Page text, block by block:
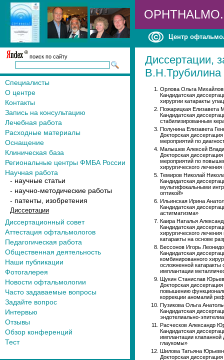
Центр
поиск по сайту
Специалисты
О центре
Контакты
Запись на консультацию
Лечебная работа
Расходные материалы
Оснащение
Клиническая база
Региональные центры ФМБА России
Научная работа
- научные статьи
- научно-методические работы
- патенты, изобретения
Диссертации
Диссертационный совет
Аттестация офтальмологов
Педагогическая работа
Общественная деятельность
Наши публикации
Фотогалерея
Новости офтальмологии
Часто задаваемые вопросы
Задайте вопрос
Интервью
Отзывы
Обзор конференций
Тест
Диссертации,
В.Н.Трубилина
Орлова Ольга
Кандидатская
хирургии катаракты
Пожарицкая Елизавета
Кандидатская
стабилизированным
Полунина Елизавета
Докторская
мероприятий по
Малышев Алексей
Докторская
мероприятий по
хирургического
Темиров Николай
Кандидатская
мультифокальными
оптикой̆»
Ильинская Ирина
Кандидатская
астигматизма»
Каира Наталья
Кандидатская
хирургического
катаракты на основе
Бессонов Игорь
Кандидатская
комбинированного
осложненной
имплантации
Щукин Станислав
Докторская
повышению
коррекции аномалий
Пузикова Ольга
Кандидатская
эндотелиально-
Расческов Александр
Кандидатская
имплантации
глаукомы»
Шилова Татьяна
Докторская